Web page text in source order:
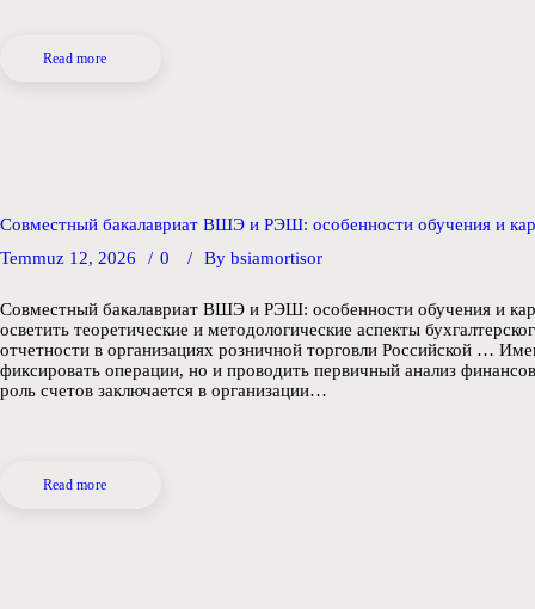
Read more
Совместный бакалавриат ВШЭ и РЭШ: особенности обучения и
Temmuz 12, 2026
0 By bsiamortisor
Совместный бакалавриат ВШЭ и РЭШ: особенности обучения и
осветить теоретические и методологические аспекты
отчетности в организациях розничной торговли Российской …
фиксировать операции, но и проводить первичный анализ
роль счетов заключается в организации…
Read more